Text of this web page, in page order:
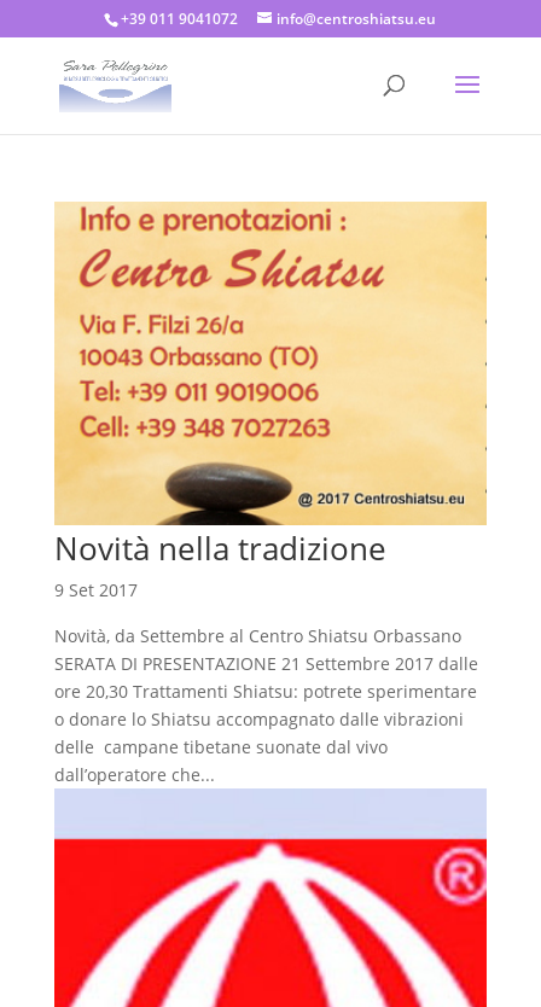
+39 011 9041072 info@centroshiatsu.eu
Novità nella tradizione
9 Set 2017
Novità, da Settembre al Centro Shiatsu Orbassano
SERATA DI PRESENTAZIONE 21 Settembre 2017 dalle
ore 20,30 Trattamenti Shiatsu: potrete sperimentare
o donare lo Shiatsu accompagnato dalle vibrazioni
delle campane tibetane suonate dal vivo
dall’operatore che...